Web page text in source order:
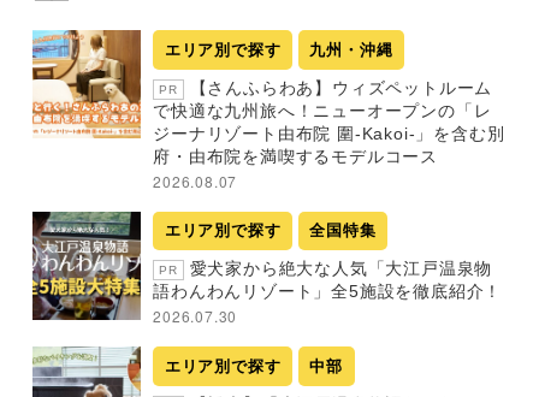
エリア別で探す 九州・沖縄
PR
【さんふらわあ】ウィズペットルーム
で快適な九州旅へ！ニューオープンの「レ
ジーナリゾート由布院 圍-Kakoi-」を含む別
府・由布院を満喫するモデルコース
2026.08.07
エリア別で探す 全国特集
PR
愛犬家から絶大な人気「大江戸温泉物
語わんわんリゾート」全5施設を徹底紹介！
2026.07.30
エリア別で探す 中部